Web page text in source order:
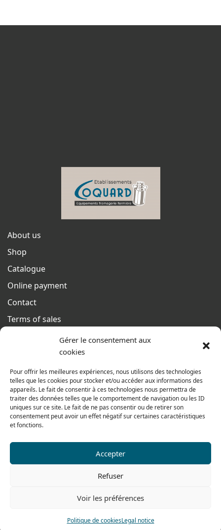
Gérer le consentement aux
cookies
Pour offrir les meilleures expériences, nous utilisons des technologies
telles que les cookies pour stocker et/ou accéder aux informations des
appareils. Le fait de consentir à ces technologies nous permettra de
traiter des données telles que le comportement de navigation ou les ID
uniques sur ce site. Le fait de ne pas consentir ou de retirer son
consentement peut avoir un effet négatif sur certaines caractéristiques
et fonctions.
Accepter
Refuser
Voir les préférences
Politique de cookiesLegal notice
About us
Shop
Catalogue
Online payment
Contact
Terms of sales
From monday to thursday
From 8h to 12h30 and from 13h30 to 17h20
From 8h to 12h30 and from 13h30 to 16h
Our range for particulars
478 rue Alexandre Richetta